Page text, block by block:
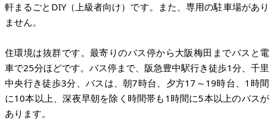
軒まるごとDIY（上級者向け）です。また、専用の駐車場があり
ません。
住環境は抜群です。最寄りのバス停から大阪梅田までバスと電
車で25分ほどです。バス停まで、阪急豊中駅行き徒歩1分、千里
中央行き徒歩3分、バスは、朝7時台、夕方17～19時台、1時間
に10本以上、深夜早朝を除く時間帯も1時間に5本以上のバスが
あります。